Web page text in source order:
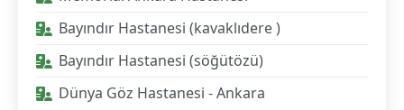
Bayındır Hastanesi (kavaklıdere )
Bayındır Hastanesi (söğütözü)
Dünya Göz Hastanesi - Ankara